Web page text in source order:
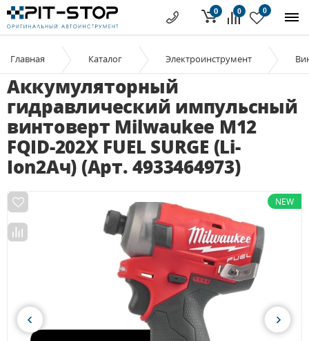
0 0
0
Главная Каталог Электроинструмент
Аккумуляторный
гидравлический импульсный
винтоверт Milwaukee M12
FQID-202X FUEL SURGE (Li-
Ion2Ач) (Арт. 4933464973)
NEW